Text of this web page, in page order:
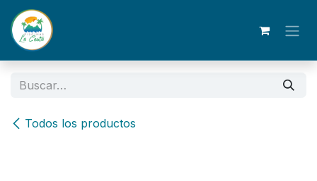
Ir al contenido
Todos los productos